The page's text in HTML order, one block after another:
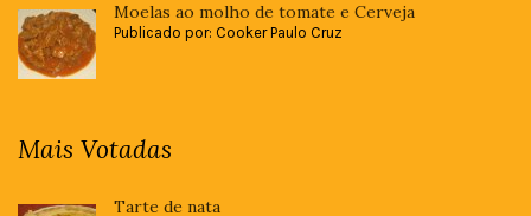
Moelas ao molho de tomate e Cerveja
Publicado por: Cooker Paulo Cruz
Mais Votadas
Tarte de nata